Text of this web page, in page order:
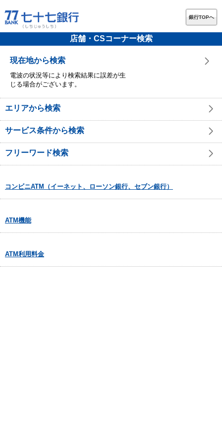
銀行TOPへ
店舗・CSコーナー検索
現在地から検索
電波の状況等により検索結果に誤差が生
じる場合がございます。
エリアから検索
サービス条件から検索
フリーワード検索
コンビニATM（イーネット、ローソン銀行、セブン銀行）
ATM機能
ATM利用料金